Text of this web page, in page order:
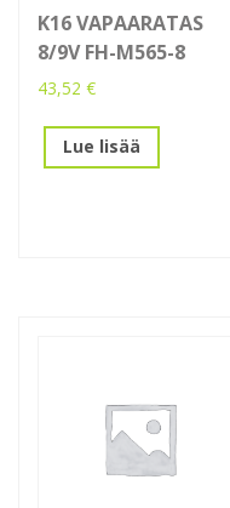
K16 VAPAARATAS
8/9V FH-M565-8
43,52 €
Lue lisää